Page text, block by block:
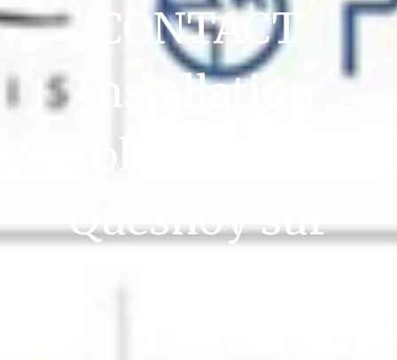
CONTACT
installation
plomberie
Quesnoy sur